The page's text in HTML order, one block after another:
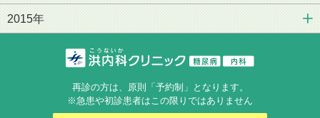
2015年
再診の方は、原則「予約制」となります。
※急患や初診患者はこの限りではありません